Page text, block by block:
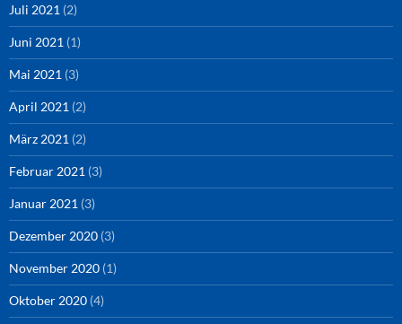
Juli 2021 (2)
Juni 2021 (1)
Mai 2021 (3)
April 2021 (2)
März 2021 (2)
Februar 2021 (3)
Januar 2021 (3)
Dezember 2020 (3)
November 2020 (1)
Oktober 2020 (4)